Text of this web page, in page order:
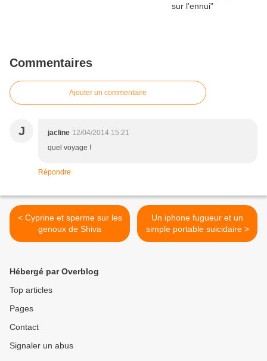
Commentaires
Ajouter un commentaire
J jacline 12/04/2014 15:21
quel voyage !
Répondre
< Cyprine et sperme sur les
genoux de Shiva
Un iphone fugueur et un
simple portable suicidaire >
Hébergé par Overblog
Top articles
Pages
Contact
Signaler un abus